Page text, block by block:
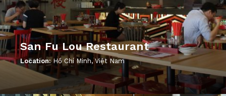
San Fu Lou Restaurant
Location:Hồ Chí Minh, Việt Nam